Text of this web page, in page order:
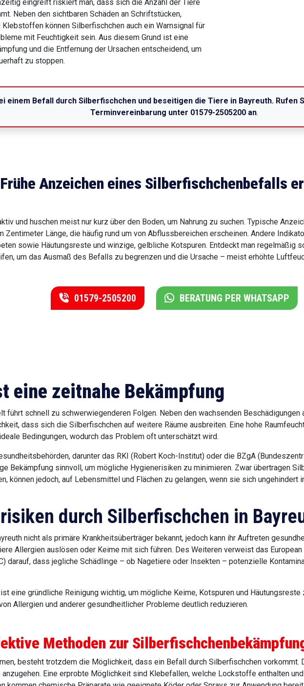
eingreift riskiert man, dass sich die Anzahl der Tiere
Neben den sichtbaren Schäden an Schriftstücken,
Klebstoffen können Silberfischchen auch ein Warnsignal für
mit Feuchtigkeit sein. Aus diesem Grund ist eine
und die Entfernung der Ursachen entscheidend, um
zu stoppen.
einem Befall durch Silberfischchen und beseitigen die Tiere in Bayreuth. Rufen
Terminvereinbarung unter 01579-2505200 an.
Frühe Anzeichen eines Silberfischchenbefalls
und huschen meist nur kurz über den Boden, um Nahrung zu suchen. Typische
Zentimeter Länge, die häufig rund um von Abflussbereichen erscheinen. Andere
sowie Häutungsreste und winzige, gelbliche Kotspuren. Entdeckt man regelmäßig
um das Ausmaß des Befalls zu begrenzen und die Ursache – meist erhöhte
01579-2505200 BERATUNG PER WHATSAPP
eine zeitnahe Bekämpfung
führt schnell zu schwerwiegenderen Folgen. Neben den wachsenden Beschädigungen
dass sich die Silberfischchen auf weitere Räume ausbreiten. Eine hohe
Bedingungen, wodurch das Problem oft unterschätzt wird.
darunter das RKI (Robert Koch-Institut) oder die BZgA
Bekämpfung sinnvoll, um mögliche Hygienerisiken zu minimieren. Zwar übertragen
können jedoch, auf Lebensmittel und Flächen zu gelangen, wenn sie sich ungehindert
durch Silberfischchen in
nicht als primäre Krankheitsüberträger bekannt, jedoch kann ihr Auftreten
Allergien auslösen oder Keime mit sich führen. Des Weiteren verweist das
darauf, dass jegliche Schädlinge – ob Nagetiere oder Insekten – potenzielle
eine gründliche Reinigung wichtig, um mögliche Keime, Kotspuren und
Allergien und anderer gesundheitlicher Probleme deutlich reduzieren.
Methoden zur
besteht trotzdem die Möglichkeit, dass ein Befall durch Silberfischchen vorkommt.
Eine erprobte Möglichkeit sind Klebefallen, welche Lockstoffe enthalten